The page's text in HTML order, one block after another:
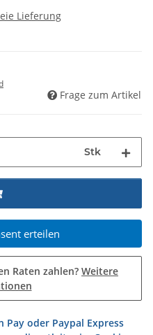
Lieferung
Frage zum Artikel
Stk
erteilen
Raten zahlen? Weitere
Pay oder Paypal Express